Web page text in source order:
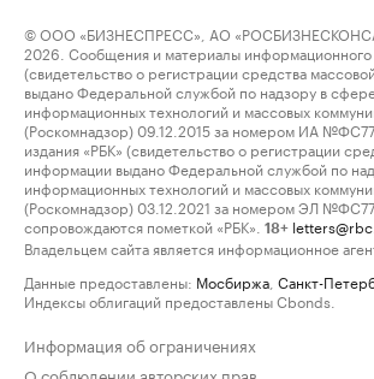
© ООО «БИЗНЕСПРЕСС», АО
2026. Сообщения и материалы информационного
(свидетельство о регистрации средства
выдано Федеральной службой по надзору в сфере
информационных технологий и массовых
(Роскомнадзор) 09.12.2015 за номером ИА
издания «РБК» (свидетельство о регистрации
информации выдано Федеральной службой по
информационных технологий и массовых
(Роскомнадзор) 03.12.2021 за номером ЭЛ
сопровождаются пометкой «РБК».
18+
Владельцем сайта является информационное
Данные предоставлены: Мосбиржа Санкт-
Индексы облигаций предоставлены Cbonds.
Информация об ограничениях
О соблюдении авторских прав